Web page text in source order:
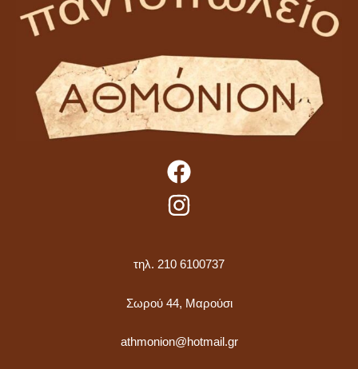
τηλ. 210 6100737
Σωρού 44, Μαρούσι
athmonion@hotmail.gr